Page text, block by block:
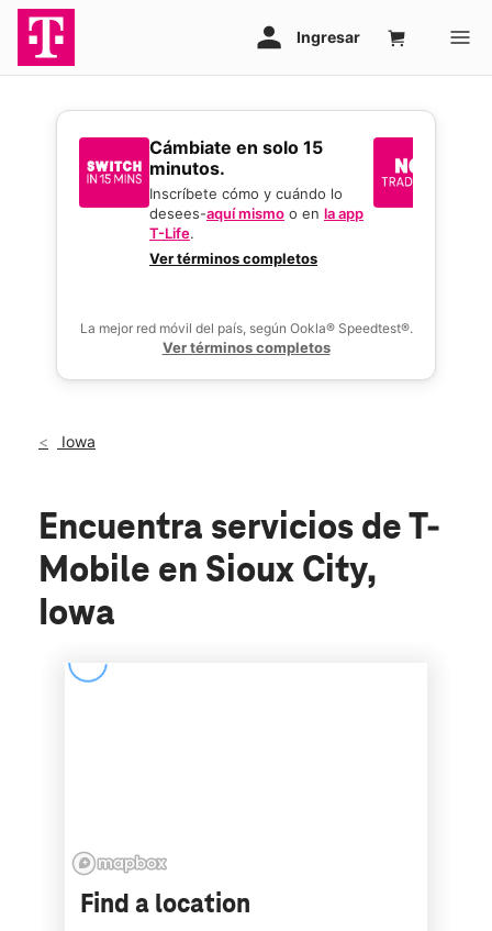
​​​​​​​Cámbiate en solo 15
minutos.
Inscríbete cómo y cuándo lo
desees-aquí mismo o en la app
T-Life.
Ver términos completos
La mejor red móvil del país, según Ookla® Speedtest®.
Ver términos completos
Iowa
Encuentra servicios de T-
Mobile en Sioux City,
Iowa
Find a location